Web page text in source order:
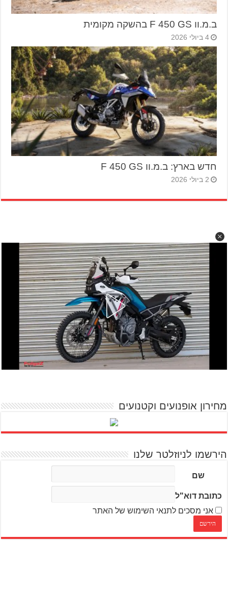
ב.מ.וו F 450 GS בהשקה מקומית
4 ביולי 2026
חדש בארץ: ב.מ.וו F 450 GS
2 ביולי 2026
מחירון אופנועים וקטנועים
הירשמו לניוזלטר שלנו
שם
כתובת דוא"ל
אני מסכים לתנאי השימוש של האתר